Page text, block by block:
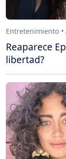
Entretenimiento •
Reaparece
libertad?